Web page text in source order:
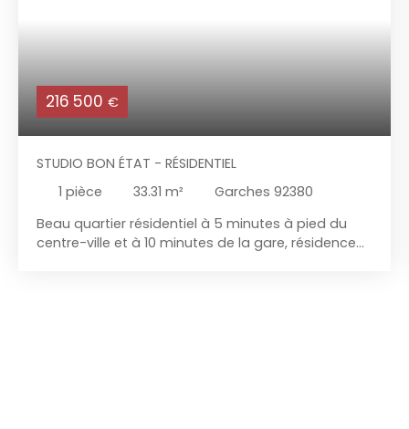
216 500 €
STUDIO BON ÉTAT - RÉSIDENTIEL
1 pièce 33.31 m²
Garches 92380
Beau quartier résidentiel à 5 minutes à pied du
centre-ville et à 10 minutes de la gare, résidence